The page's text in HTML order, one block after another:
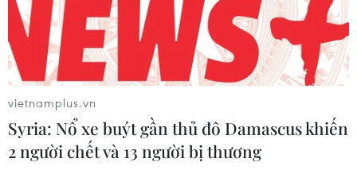
vietnamplus.vn
Syria: Nổ xe buýt gần thủ đô Damascus khiến
2 người chết và 13 người bị thương